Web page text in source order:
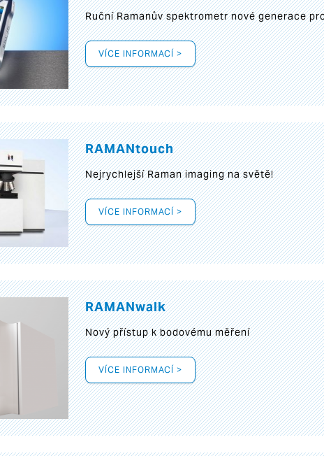
Ruční Ramanův spektrometr nové generace
VÍCE INFORMACÍ >
RAMANtouch
Nejrychlejší Raman imaging na světě!
VÍCE INFORMACÍ >
RAMANwalk
Nový přístup k bodovému měření
VÍCE INFORMACÍ >